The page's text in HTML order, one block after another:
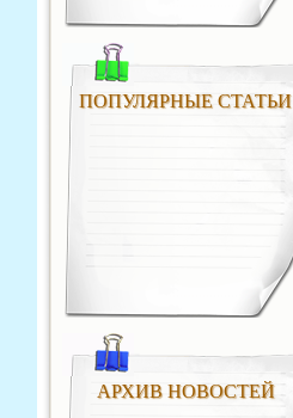
ПОПУЛЯРНЫЕ СТАТЬИ
АРХИВ НОВОСТЕЙ